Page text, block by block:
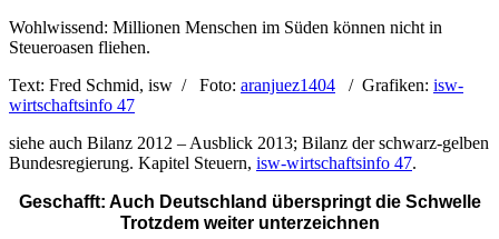
Wohlwissend: Millionen Menschen im Süden können nicht in
Steueroasen fliehen.
Text: Fred Schmid, isw / Foto: aranjuez1404 / Grafiken: isw-
wirtschaftsinfo 47
siehe auch Bilanz 2012 – Ausblick 2013; Bilanz der schwarz-gelben
Bundesregierung. Kapitel Steuern, isw-wirtschaftsinfo 47.
Geschafft: Auch Deutschland überspringt die Schwelle
Trotzdem weiter unterzeichnen